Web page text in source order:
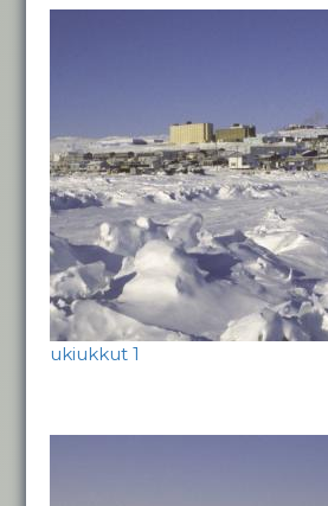
ukiukkut 1